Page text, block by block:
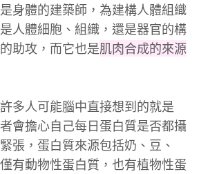
身體的建築師，為建構人體組織
人體細胞、組織，還是器官的構
助攻，而它也是肌肉合成的來源
多人可能腦中直接想到的就是
會擔心自己每日蛋白質是否都攝
張，蛋白質來源包括奶、豆、
有動物性蛋白質，也有植物性蛋